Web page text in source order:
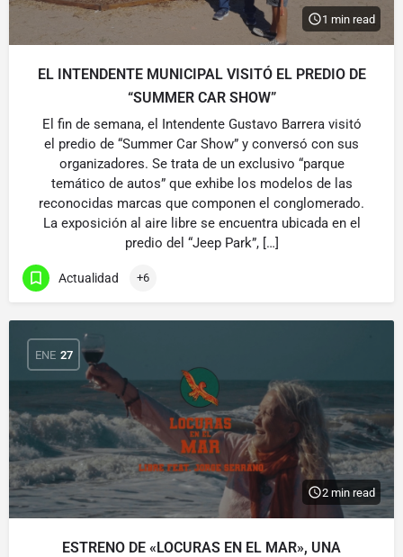
1 min read
EL INTENDENTE MUNICIPAL VISITÓ EL PREDIO DE
“SUMMER CAR SHOW”
El fin de semana, el Intendente Gustavo Barrera visitó
el predio de “Summer Car Show” y conversó con sus
organizadores. Se trata de un exclusivo “parque
temático de autos” que exhibe los modelos de las
reconocidas marcas que componen el conglomerado.
La exposición al aire libre se encuentra ubicada en el
predio del “Jeep Park”, […]
Actualidad +6
ENE 27
2 min read
ESTRENO DE «LOCURAS EN EL MAR», UNA